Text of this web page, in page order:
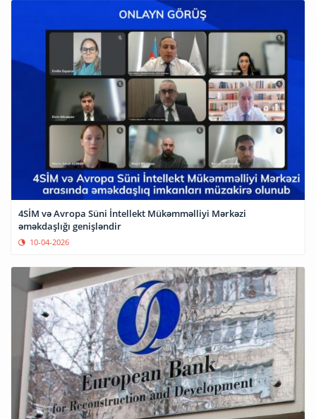
4SİM və Avropa Süni İntellekt Mükəmməlliyi Mərkəzi
əməkdaşlığı genişləndir
10-04-2026